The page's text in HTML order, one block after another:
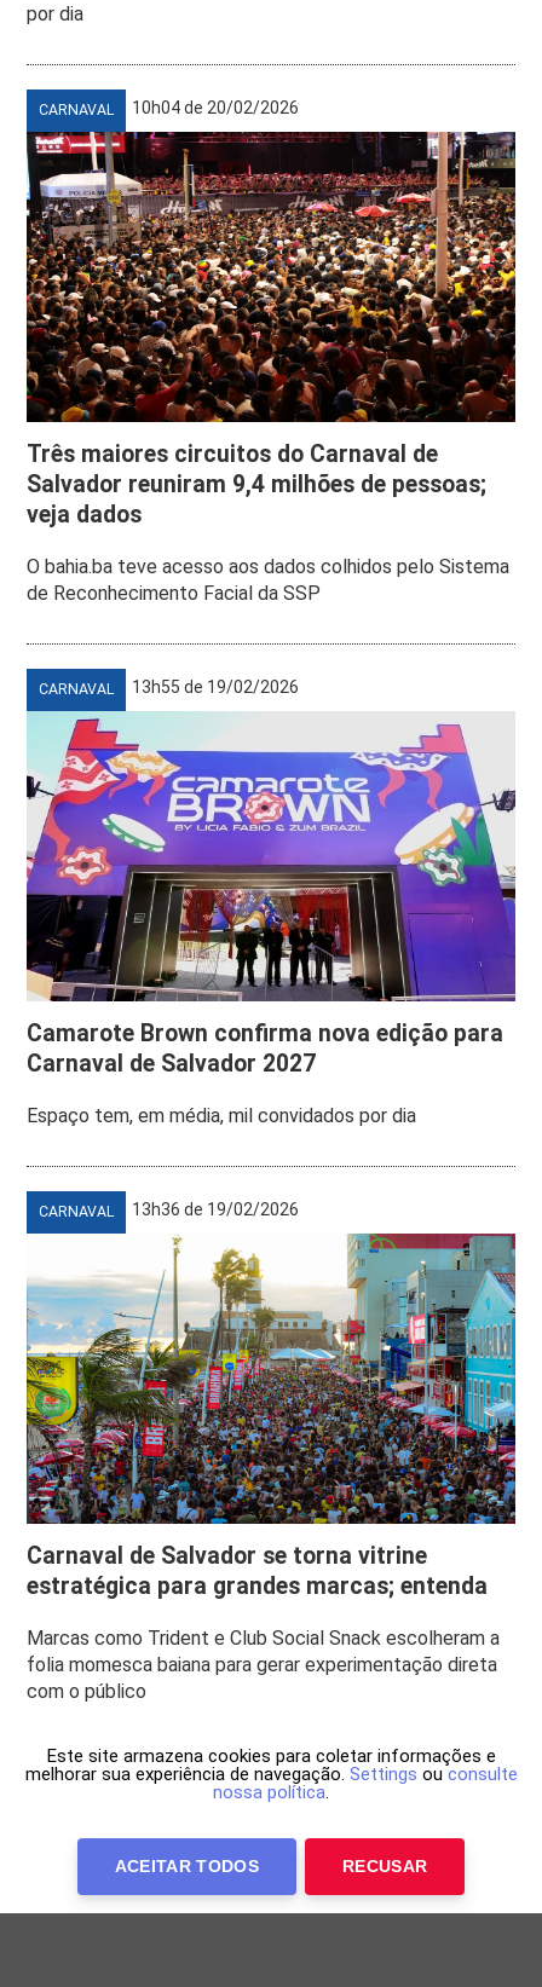
por dia
CARNAVAL 10h04 de 20/02/2026
Três maiores circuitos do Carnaval de
Salvador reuniram 9,4 milhões de pessoas;
veja dados
O bahia.ba teve acesso aos dados colhidos pelo Sistema
de Reconhecimento Facial da SSP
CARNAVAL 13h55 de 19/02/2026
Camarote Brown confirma nova edição para
Carnaval de Salvador 2027
Espaço tem, em média, mil convidados por dia
CARNAVAL 13h36 de 19/02/2026
Carnaval de Salvador se torna vitrine
estratégica para grandes marcas; entenda
Marcas como Trident e Club Social Snack escolheram a
folia momesca baiana para gerar experimentação direta
com o público
Este site armazena cookies para coletar informações e
melhorar sua experiência de navegação. Settings ou consulte
nossa política.
ACEITAR TODOS RECUSAR